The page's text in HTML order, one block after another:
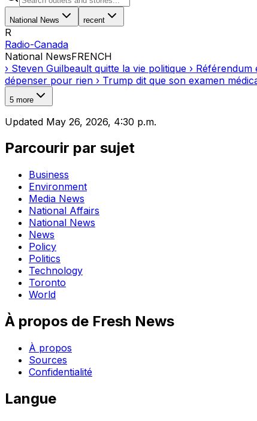
National News recent
R
Radio-Canada
National NewsFRENCH
› Steven Guilbeault quitte la vie politique › Référendum
dépenser pour rien › Trump dit que son examen
5 more
Updated May 26, 2026, 4:30 p.m.
Parcourir par sujet
Business
Environment
Media News
National Affairs
National News
News
Policy
Politics
Technology
Toronto
World
À propos de Fresh News
À propos
Sources
Confidentialité
Langue